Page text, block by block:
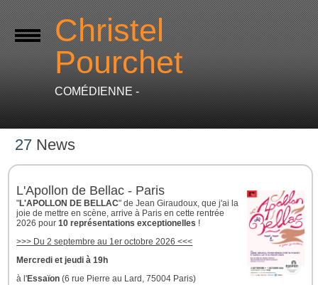
Christel
Pourchet
COMÉDIENNE -
27 News
L'Apollon de Bellac - Paris
"L'APOLLON DE BELLAC" de Jean Giraudoux, que j'ai la
joie de mettre en scène, arrive à Paris en cette rentrée
2026 pour10 représentations exceptionelles !
>>> Du 2 septembre au 1er octobre 2026 <<<
Mercredi et jeudi à 19h
à l'Essaïon (6 rue Pierre au Lard, 75004 Paris)